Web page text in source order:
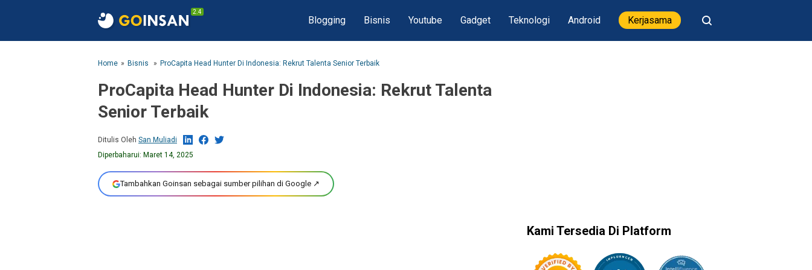
2.4
Blogging Bisnis Youtube Gadget Teknologi Android Kerjasama
Home Bisnis ProCapita Head Hunter Di Indonesia: Rekrut Talenta Senior Terbaik
ProCapita Head Hunter Di Indonesia: Rekrut Talenta
Senior Terbaik
Ditulis Oleh San Muliadi
Diperbaharui: Maret 14, 2025
Tambahkan Goinsan sebagai sumber pilihan di Google ↗
Kami Tersedia Di Platform